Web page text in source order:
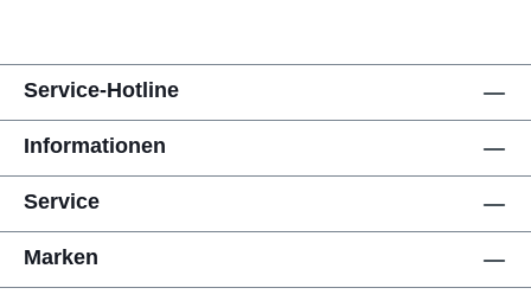
Service-Hotline
Informationen
Service
Marken